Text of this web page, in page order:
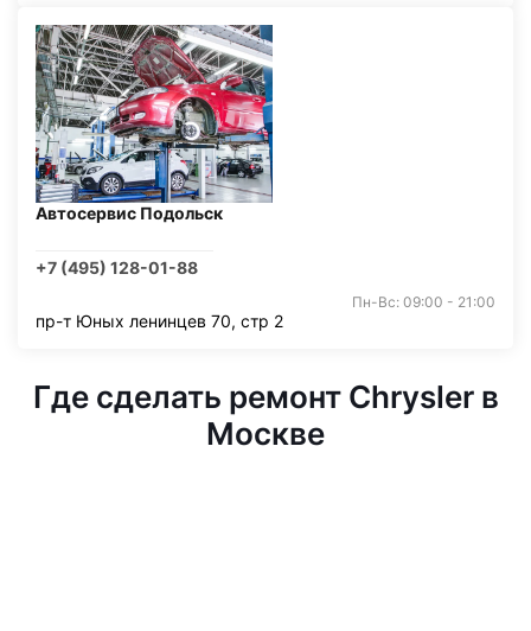
Автосервис Подольск
+7 (495) 128-01-88
Пн-Вс: 09:00 - 21:00
пр-т Юных ленинцев 70, стр 2
Где сделать ремонт Chrysler в
Москве